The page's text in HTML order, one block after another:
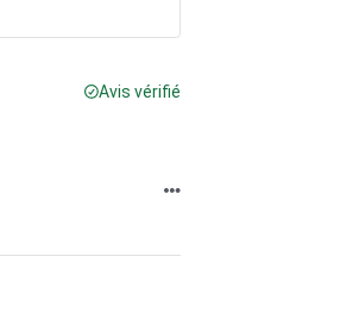
Avis vérifié